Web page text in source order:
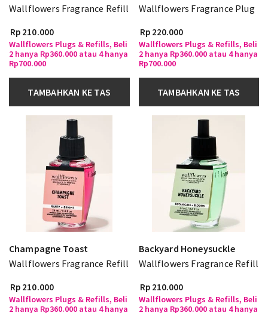
Wallflowers Fragrance Refill
Rp 210.000
Wallflowers Plugs & Refills, Beli
2 hanya Rp360.000 atau 4 hanya
Rp700.000
TAMBAHKAN KE TAS
Wallflowers Fragrance Plug
Rp 220.000
Wallflowers Plugs & Refills, Beli
2 hanya Rp360.000 atau 4 hanya
Rp700.000
TAMBAHKAN KE TAS
Champagne Toast
Wallflowers Fragrance Refill
Rp 210.000
Wallflowers Plugs & Refills, Beli
2 hanya Rp360.000 atau 4 hanya
Backyard Honeysuckle
Wallflowers Fragrance Refill
Rp 210.000
Wallflowers Plugs & Refills, Beli
2 hanya Rp360.000 atau 4 hanya